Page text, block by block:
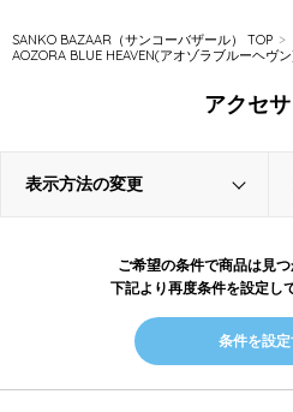
SANKO BAZAAR（サンコーバザール） TOP
AOZORA BLUE HEAVEN(アオゾラブルーヘヴ
アクセ
表示方法の変更
ご希望の条件で商品は見つ
下記より再度条件を設定し
条件を設定